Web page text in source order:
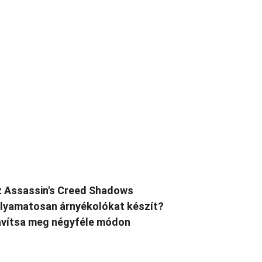
Assassin's Creed Shadows
árnyékolókat készít?
meg négyféle módon